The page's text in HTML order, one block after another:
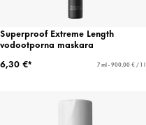
Superproof Extreme Length
vodootporna maskara
6,30 €*
7 ml - 900,00 € / 1 l